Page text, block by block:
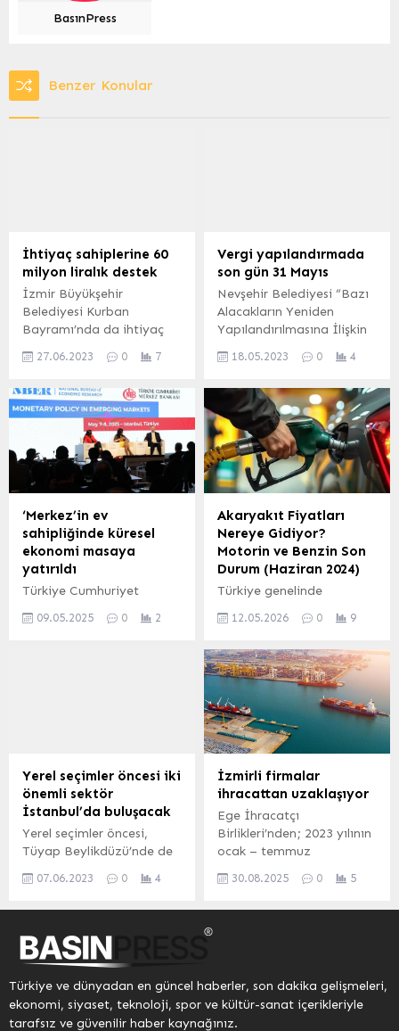
BasınPress
Benzer Konular
İhtiyaç sahiplerine 60
milyon liralık destek
İzmir Büyükşehir
Belediyesi Kurban
Bayramı’nda da ihtiyaç
Ekonomik krizin
öncesindeki 77 bin haneye
30 milyon 800 bin liralık
kaynak ayrıldı. Böylece
2023 yılında desteğe
ihtiyacı olan vatandaşlara
sağlanan katkı 60 milyon
lirayı aştı. İZMİR (İGFA) –
İzmir Büyükşehir
Belediyesi’nin sosyal
belediyecilik uygulamaları
kapsamında vatandaşlara
verdiği destek...
27.06.2023 0 7
Vergi yapılandırmada
son gün 31 Mayıs
Nevşehir Belediyesi “Bazı
Alacakların Yeniden
Yapılandırılmasına İlişkin
mükelleflerin borçlarına
işlemlerini 31 Mayıs 2023
mesai bitimine kadar
yapabileceğini
hatırlatarak mükelleflerine
çağrıda bulundu. Mehmet
UZEL (NEVŞEHİR İGFA)
Nevşehir Belediyesi, 7440
sayılı “Bazı Alacakların
Yeniden
Yapılandırılmasına İlişkin
Kanun” kapsamında
vatandaşlara Emlak
Vergisi, Çevre Temizlik
Vergisi ve...
18.05.2023 0 4
‘Merkez’in ev
sahipliğinde küresel
ekonomi masaya
yatırıldı
Türkiye Cumhuriyet
ABD Ulusal Ekonomik
09.05.2025 0 2
Akaryakıt Fiyatları
Nereye Gidiyor?
Motorin ve Benzin Son
Durum (Haziran 2024)
Türkiye genelinde
son gelişmeler, sürücüler
ediliyor. Özellikle motorin
fiyatlarındaki artış dikkat
çekerken, benzin ve LPG
fiyatları da güncellenmiş
durumda. Günlük ulaşım ve
taşımacılık maliyetlerini
planlamak isteyen
vatandaşlar, il il güncel
akaryakıt tarifelerini
araştırıyor. İstanbul
Akaryakıt Fiyatları
İstanbul’da Avrupa
Yakası’nda benzinin litre
yükselirken,...
12.05.2026 0 9
Yerel seçimler öncesi iki
önemli sektör
İstanbul’da buluşacak
Yerel seçimler öncesi,
Tüyap Beylikdüzü’nde de
SIGN İstanbul ile
tarihlerinde eş zamanlı
gerçekleştirilecek.
Türkiye’de önümüzdeki yıl
Mart ayında yapılması
07.06.2023 0 4
İzmirli firmalar
ihracattan uzaklaşıyor
Ege İhracatçı
Birlikleri’nden; 2023 yılının
ocak – temmuz
firma ihracat yapmışken,
901’e indi. İZMİR (İGFA) –
Türkiye’de istihdam edilen
30.08.2025 0 5
Türkiye ve dünyadan en güncel haberler, son dakika gelişmeleri,
ekonomi, siyaset, teknoloji, spor ve kültür-sanat içerikleriyle
tarafsız ve güvenilir haber kaynağınız.